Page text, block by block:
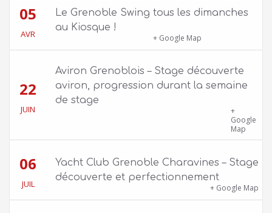
05
AVR
Le Grenoble Swing tous les dimanches
au Kiosque !
+ Google Map
22
JUIN
Aviron Grenoblois – Stage découverte
aviron, progression durant la semaine
de stage
+
Google
Map
06
JUIL
Yacht Club Grenoble Charavines – Stage
découverte et perfectionnement
+ Google Map